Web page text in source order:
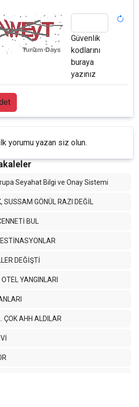
Güvenlik
kodlarını
buraya
yazınız
yorumu yazan siz olun.
Seyahat Bilgi ve Onay Sistemi
SUSSAM GÖNÜL RAZI DEĞİL
BUL
DEĞİŞTİ
YANGINLARI
ÇOK AHH ALDILAR
SEÇEMİYORSUN !.. DESTİNASYON